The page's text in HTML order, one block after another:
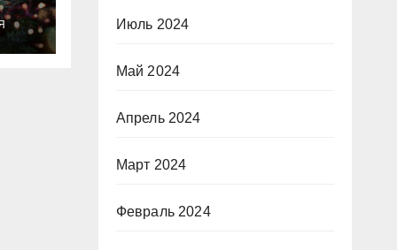
Июль 2024
Май 2024
Апрель 2024
Март 2024
Февраль 2024